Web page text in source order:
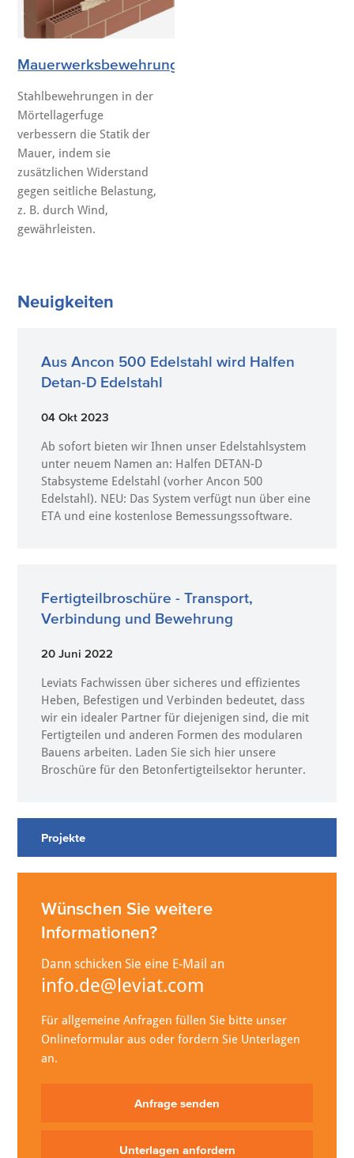
Mauerwerksbewehrungen
Stahlbewehrungen in der
Mörtellagerfuge
verbessern die Statik der
Mauer, indem sie
zusätzlichen Widerstand
gegen seitliche Belastung,
z. B. durch Wind,
gewährleisten.
Neuigkeiten
Aus Ancon 500 Edelstahl wird Halfen
Detan-D Edelstahl
04 Okt 2023
Ab sofort bieten wir Ihnen unser Edelstahlsystem
unter neuem Namen an: Halfen DETAN-D
Stabsysteme Edelstahl (vorher Ancon 500
Edelstahl). NEU: Das System verfügt nun über eine
ETA und eine kostenlose Bemessungssoftware.
Fertigteilbroschüre - Transport,
Verbindung und Bewehrung
20 Juni 2022
Leviats Fachwissen über sicheres und effizientes
Heben, Befestigen und Verbinden bedeutet, dass
wir ein idealer Partner für diejenigen sind, die mit
Fertigteilen und anderen Formen des modularen
Bauens arbeiten. Laden Sie sich hier unsere
Broschüre für den Betonfertigteilsektor herunter.
Projekte
Wünschen Sie weitere
Informationen?
Dann schicken Sie eine E-Mail an
info.de@leviat.com
Für allgemeine Anfragen füllen Sie bitte unser
Onlineformular aus oder fordern Sie Unterlagen
an.
Anfrage senden
Unterlagen anfordern